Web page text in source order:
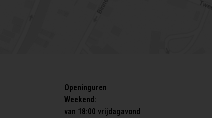
Openinguren
Weekend:
van 18:00 vrijdagavond